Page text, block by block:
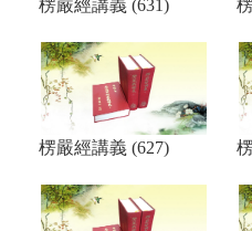
楞嚴經講義 (631)
楞嚴經講義 (627)